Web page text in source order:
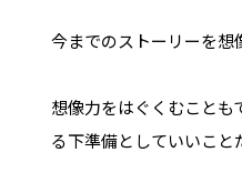
今までのストーリーを想
想像力をはぐくむことも
る下準備としていいこと